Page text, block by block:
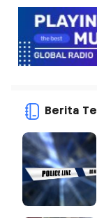
Berita